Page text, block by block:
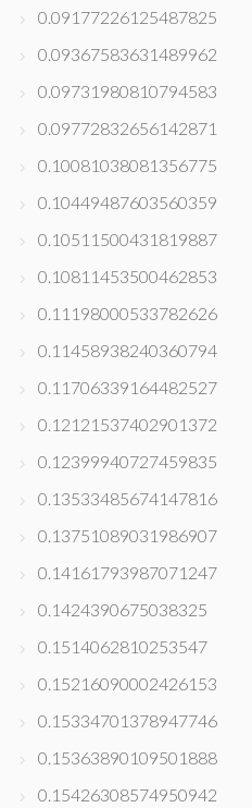
0.09177226125487825
0.09367583631489962
0.09731980810794583
0.09772832656142871
0.10081038081356775
0.10449487603560359
0.10511500431819887
0.10811453500462853
0.11198000533782626
0.11458938240360794
0.11706339164482527
0.12121537402901372
0.12399940727459835
0.13533485674147816
0.13751089031986907
0.14161793987071247
0.1424390675038325
0.1514062810253547
0.15216090002426153
0.15334701378947746
0.15363890109501888
0.15426308574950942